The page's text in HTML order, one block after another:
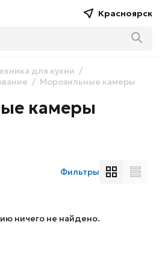
Красноярск
для кухни
Морозильные камеры
камеры
Фильтры
ничего не найдено.